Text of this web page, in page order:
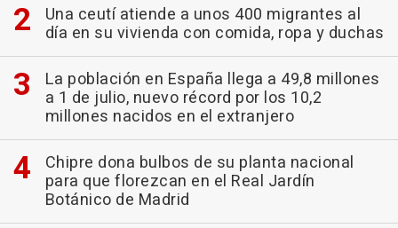
Una ceutí atiende a unos 400 migrantes al
día en su vivienda con comida, ropa y duchas
La población en España llega a 49,8 millones
a 1 de julio, nuevo récord por los 10,2
millones nacidos en el extranjero
Chipre dona bulbos de su planta nacional
para que florezcan en el Real Jardín
Botánico de Madrid